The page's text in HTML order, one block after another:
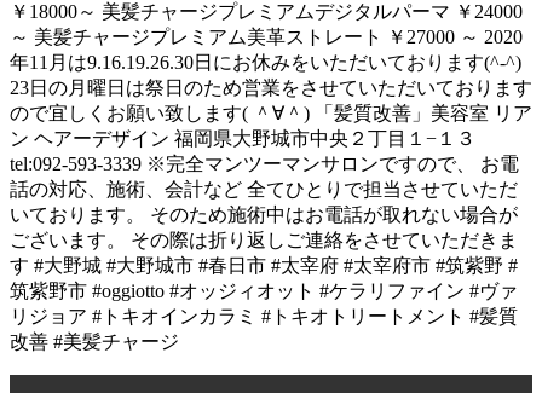
￥18000～ 美髪チャージプレミアムデジタルパーマ ￥24000
～ 美髪チャージプレミアム美革ストレート ￥27000 ～ 2020
年11月は9.16.19.26.30日にお休みをいただいております(^-^)
23日の月曜日は祭日のため営業をさせていただいております
ので宜しくお願い致します( ＾∀＾) 「髪質改善」美容室 リア
ン ヘアーデザイン 福岡県大野城市中央２丁目１−１３
tel:092-593-3339 ※完全マンツーマンサロンですので、 お電
話の対応、施術、会計など 全てひとりで担当させていただ
いております。 そのため施術中はお電話が取れない場合が
ございます。 その際は折り返しご連絡をさせていただきま
す #大野城 #大野城市 #春日市 #太宰府 #太宰府市 #筑紫野 #
筑紫野市 #oggiotto #オッジィオット #ケラリファイン #ヴァ
リジョア #トキオインカラミ #トキオトリートメント #髪質
改善 #美髪チャージ